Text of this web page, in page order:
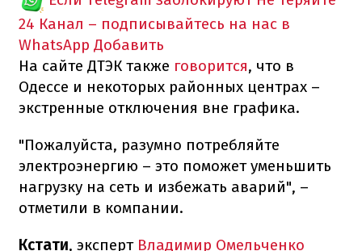
24 Канал – подписывайтесь на нас в
WhatsApp Добавить
На сайте ДТЭК также говорится, что в
Одессе и некоторых районных центрах –
экстренные отключения вне графика.
"Пожалуйста, разумно потребляйте
электроэнергию – это поможет уменьшить
нагрузку на сеть и избежать аварий", –
отметили в компании.
Кстати, эксперт Владимир Омельченко